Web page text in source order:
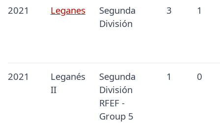
2021 Leganes
Segunda
División
3 1
2021
Leganés
II
Segunda
División
RFEF -
Group 5
1 0